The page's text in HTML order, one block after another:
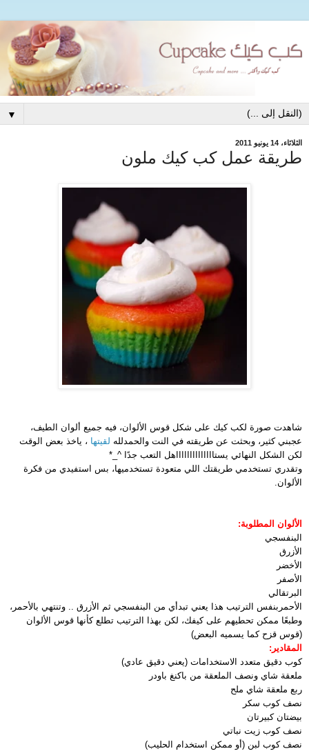
▼
الثلاثاء، 14 يونيو 2011
طريقة عمل كب كيك ملون
شاهدت صورة لكب كيك على شكل قوس الألوان، فيه جميع ألوان الطيف،
عجبني كثير، وبحثت عن طريقته في النت والحمدلله لقيتها ، ياخذ بعض الوقت
لكن الشكل النهائي يستااااااااااااااهل التعب جدًا ^_*
وتقدري تستخدمي طريقتك اللي متعودة تستخدميها، بس استفيدي من فكرة
الألوان.
الألوان المطلوبة:
البنفسجي
الأزرق
الأخضر
الأصفر
البرتقالي
الأحمر بنفس الترتيب هذا يعني تبدأي من البنفسجي ثم الأزرق .. وتنتهي بالأحمر،
وطبعًا ممكن تحطيهم على كيفك، لكن بهذا الترتيب تطلع كأنها قوس الألوان
(قوس قزح كما يسميه البعض)
المقادير:
كوب دقيق متعدد الاستخدامات (يعني دقيق عادي)
ملعقة شاي ونصف الملعقة من باكنغ باودر
ربع ملعقة شاي ملح
نصف كوب سكر
بيضتان كبيرتان
نصف كوب زيت نباتي
نصف كوب لبن (أو ممكن استخدام الحليب)